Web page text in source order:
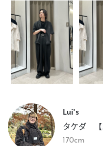
Lui's
タケダ 【
170cm